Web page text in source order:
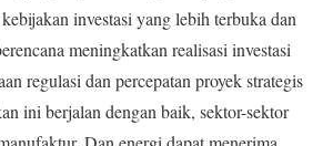
investasi yang lebih terbuka dan
meningkatkan realisasi investasi
regulasi dan percepatan proyek strategis
ini berjalan dengan baik, sektor-sektor